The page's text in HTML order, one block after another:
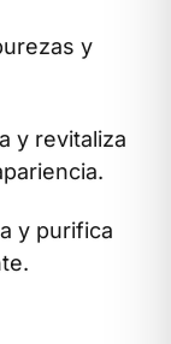
y
y revitaliza
y purifica